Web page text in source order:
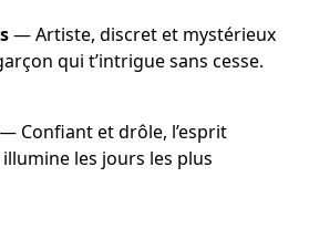
— Artiste, discret et mystérieux
qui t’intrigue sans cesse.
— Confiant et drôle, l’esprit
les jours les plus